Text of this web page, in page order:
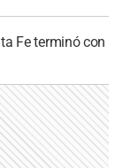
Fe terminó con